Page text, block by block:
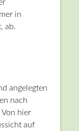
in
ab.
angelegten
nach
Von hier
auf